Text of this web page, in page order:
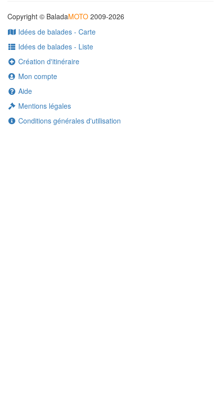
Copyright © BaladaMOTO 2009-2026
Idées de balades - Carte
Idées de balades - Liste
Création d'itinéraire
Mon compte
Aide
Mentions légales
Conditions générales d'utilisation